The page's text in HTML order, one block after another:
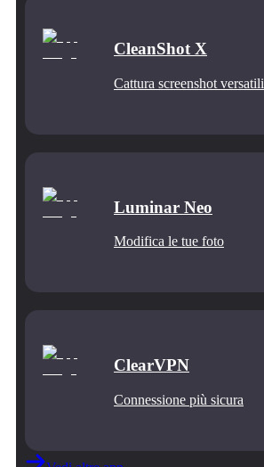
CleanShot X
Cattura screenshot versatili
Luminar Neo
Modifica le tue foto
ClearVPN
Connessione più sicura